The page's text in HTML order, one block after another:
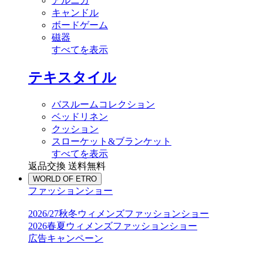
キャンドル
ボードゲーム
磁器
すべてを表示
テキスタイル
バスルームコレクション
ベッドリネン
クッション
スローケット&ブランケット
すべてを表示
返品交換 送料無料
WORLD OF ETRO
ファッションショー
2026/27秋冬ウィメンズファッションショー
2026春夏ウィメンズファッションショー
広告キャンペーン